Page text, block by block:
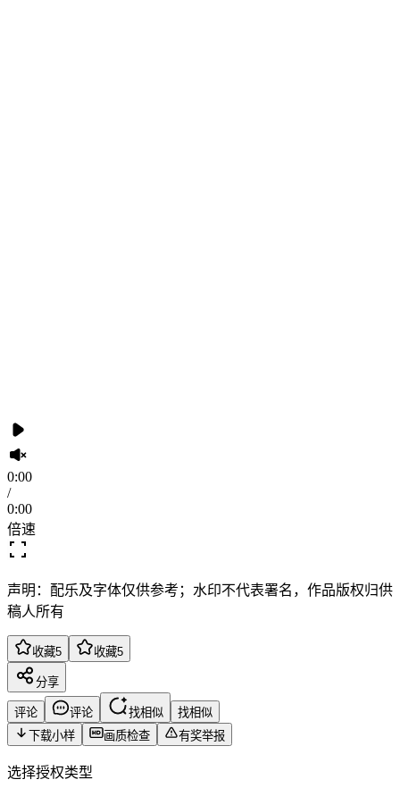
0:00
/
0:00
倍速
声明：配乐及字体仅供参考；水印不代表署名，作品版权归供
稿人所有
收藏5 收藏5
分享
评论 评论 找相似
找相似
下载小样
画质检查 有奖举报
选择授权类型